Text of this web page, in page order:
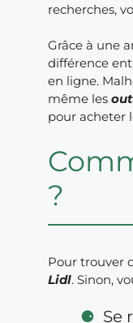
recherches,
Grâce à une
différence
en ligne.
même les
pour acheter
?
Pour trouver
Lidl. Sinon,
Se